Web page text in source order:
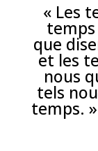
« Les
que
et les
nous
tels
temps.